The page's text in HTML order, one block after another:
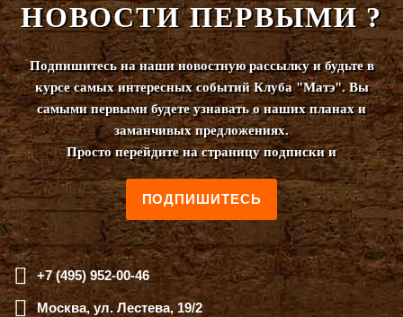
НОВОСТИ ПЕРВЫМИ ?
Подпишитесь на наши новостную рассылку и будьте в
курсе самых интересных событий Клуба "Матэ". Вы
самыми первыми будете узнавать о наших планах и
заманчивых предложениях.
Просто перейдите на страницу подписки и
ПОДПИШИТЕСЬ
+7 (495) 952-00-46
Москва, ул. Лестева, 19/2